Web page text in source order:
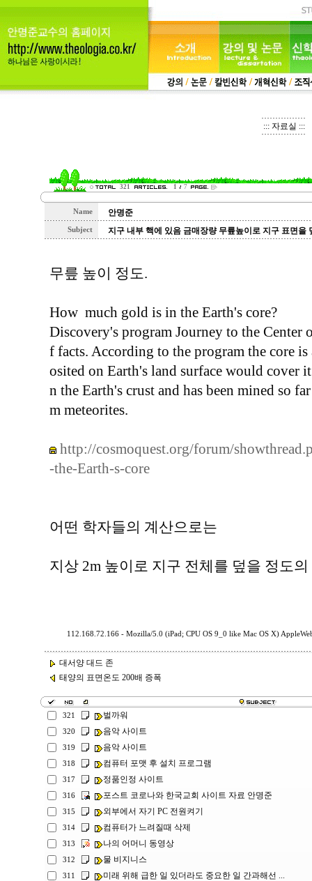
::: 자료실 :::
321 1 7
Name 안명준
Subject 지구 내부 핵에 있음 금매장량 무륲높이로 지구 표면을
무릎 높이 정도.
How much gold is in the Earth's core?
Discovery's program Journey to the Center
f facts. According to the program the core
osited on Earth's land surface would cover
n the Earth's crust and has been mined so
m meteorites.
http://cosmoquest.org/forum/
-the-Earth-s-core
어떤 학자들의 계산으로는
지상 2m 높이로 지구 전체를 덮을 정도
112.168.72.166 - Mozilla/5.0 (iPad; CPU OS 9_0 like Mac OS X)
대서양 대드 존
태양의 표면온도 200배 증폭
321 벌까워
320 음악 사이트
319 음악 사이트
318 컴퓨터 포맷 후 설치 프로그램
317 정품인정 사이트
316 포스트 코로나와 한국교회 사이트 자료 안명준
315 외부에서 자기 PC 전원켜기
314 컴퓨터가 느려질때 삭제
313 나의 어머니 동영상
312 물 비지니스
311 미래 위해 급한 일 있더라도 중요한 일 간과해선 ...